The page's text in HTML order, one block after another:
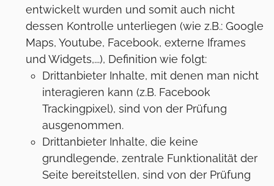
entwickelt wurden und somit auch nicht
dessen Kontrolle unterliegen (wie z.B.: Google
Maps, Youtube, Facebook, externe Iframes
und Widgets,...), Definition wie folgt:
Drittanbieter Inhalte, mit denen man nicht
interagieren kann (z.B. Facebook
Trackingpixel), sind von der Prüfung
ausgenommen.
Drittanbieter Inhalte, die keine
grundlegende, zentrale Funktionalität der
Seite bereitstellen, sind von der Prüfung